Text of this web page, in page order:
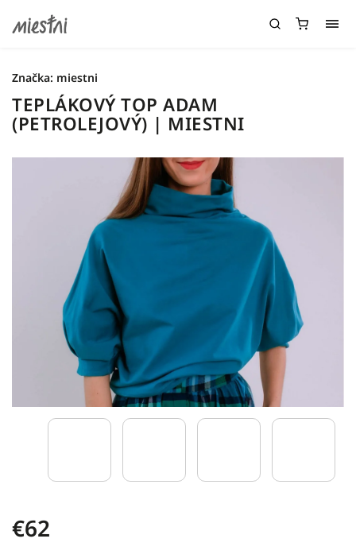
TEPLÁKOVÝ TOP ADAM
(PETROLEJOVÝ) | MIESTNI
€62
Značka: miestni